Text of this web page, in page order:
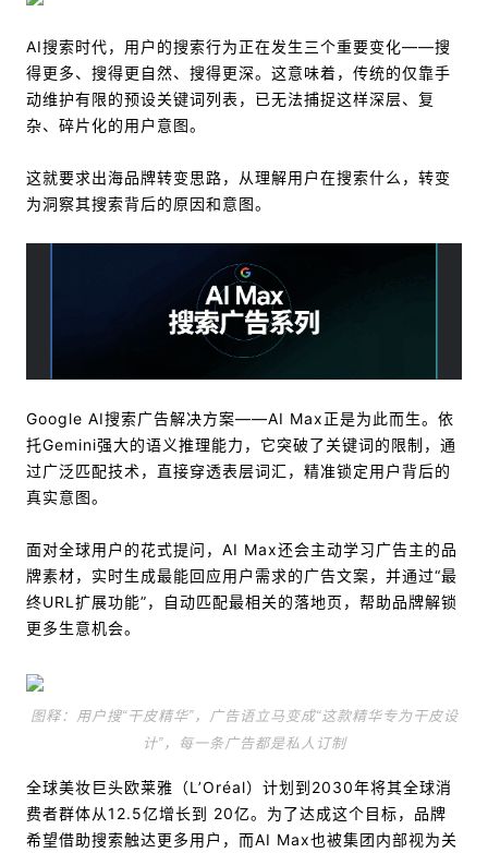
AI搜索时代，用户的搜索行为正在发生三个重要变化——搜
得更多、搜得更自然、搜得更深。这意味着，传统的仅靠手
动维护有限的预设关键词列表，已无法捕捉这样深层、复
杂、碎片化的用户意图。
这就要求出海品牌转变思路，从理解用户在搜索什么，转变
为洞察其搜索背后的原因和意图。
Google AI搜索广告解决方案——AI Max正是为此而生。依
托Gemini强大的语义推理能力，它突破了关键词的限制，通
过广泛匹配技术，直接穿透表层词汇，精准锁定用户背后的
真实意图。
面对全球用户的花式提问，AI Max还会主动学习广告主的品
牌素材，实时生成最能回应用户需求的广告文案，并通过“最
终URL扩展功能”，自动匹配最相关的落地页，帮助品牌解锁
更多生意机会。
图释：用户搜“干皮精华”，广告语立马变成“这款精华专为干皮设
计”，每一条广告都是私人订制
全球美妆巨头欧莱雅（L’Oréal）计划到2030年将其全球消
费者群体从12.5亿增长到 20亿。为了达成这个目标，品牌
希望借助搜索触达更多用户，而AI Max也被集团内部视为关